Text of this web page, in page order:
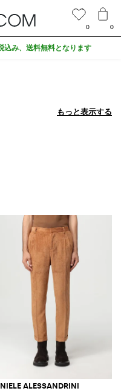
もっと表示する
もっと表示する
ALESSANDRINI
0 0
込み、送料無料となります